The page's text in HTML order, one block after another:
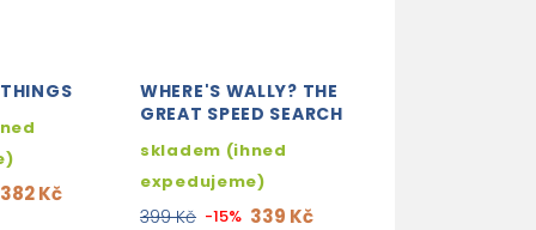
382 Kč
WHERE'S WALLY? THE
GREAT SPEED SEARCH
skladem (ihned
expedujeme)
399 Kč -15% 339 Kč